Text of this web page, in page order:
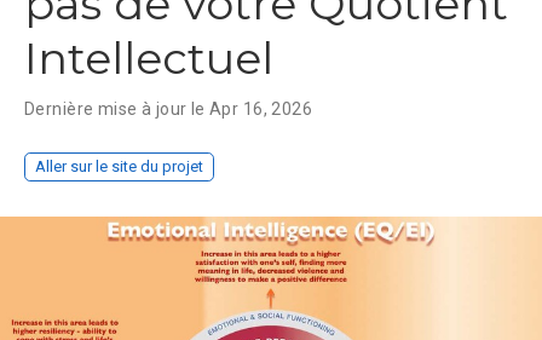
Intellectuel
Dernière mise à jour le Apr 16, 2026
Aller sur le site du projet